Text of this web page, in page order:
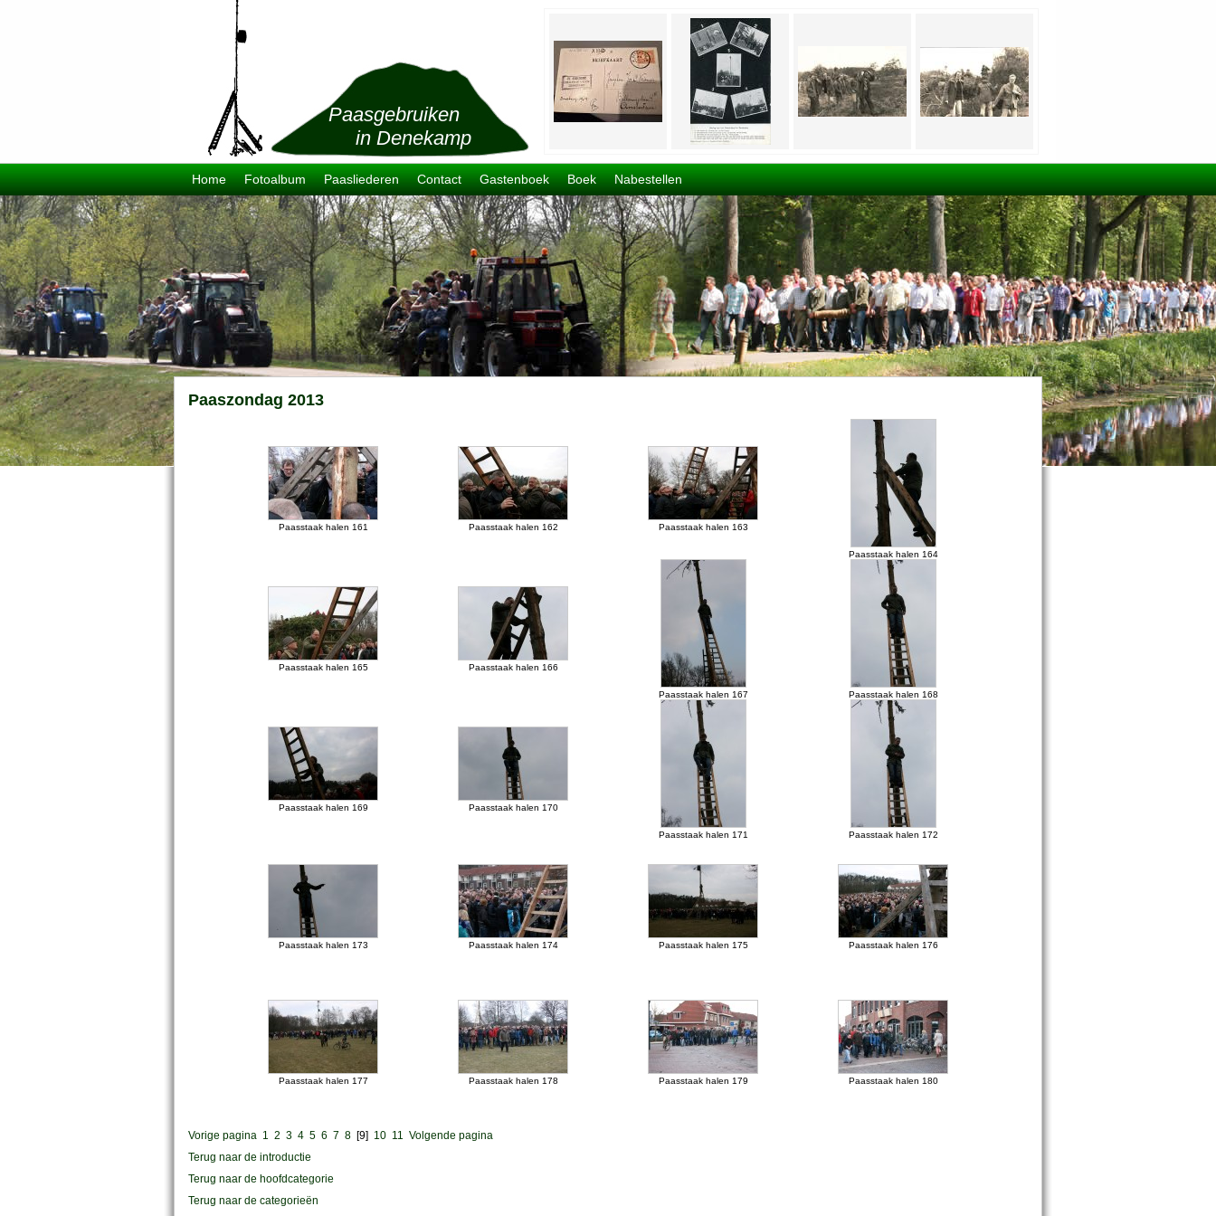
Paasgebruiken
in Denekamp
Home Fotoalbum Paasliederen Contact Gastenboek Boek Nabestellen
Paaszondag 2013
Paasstaak halen 161 Paasstaak halen 162 Paasstaak halen 163
Paasstaak halen 164
Paasstaak halen 165 Paasstaak halen 166
Paasstaak halen 167 Paasstaak halen 168
Paasstaak halen 169 Paasstaak halen 170
Paasstaak halen 171 Paasstaak halen 172
Paasstaak halen 173 Paasstaak halen 174 Paasstaak halen 175 Paasstaak halen 176
Paasstaak halen 177 Paasstaak halen 178 Paasstaak halen 179 Paasstaak halen 180
Vorige pagina 1 2 3 4 5 6 7 8 [9] 10 11 Volgende pagina
Terug naar de introductie
Terug naar de hoofdcategorie
Terug naar de categorieën